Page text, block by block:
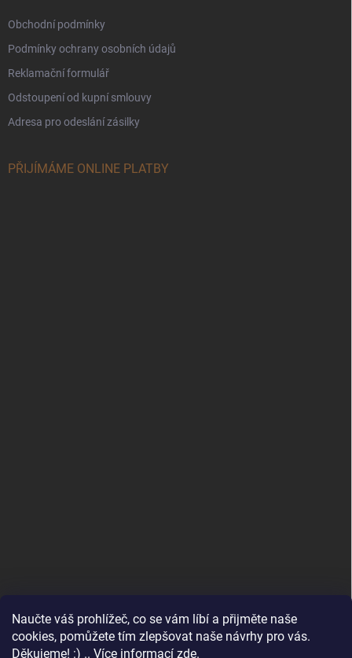
Naučte váš prohlížeč, co se vám líbí a přijměte naše
cookies, pomůžete tím zlepšovat naše návrhy pro vás.
Děkujeme! :) .. Více informací zde.
Obchodní podmínky
Podmínky ochrany osobních údajů
Reklamační formulář
Odstoupení od kupní smlouvy
Adresa pro odeslání zásilky
PŘIJÍMÁME ONLINE PLATBY
www.andelske-obrazy.cz